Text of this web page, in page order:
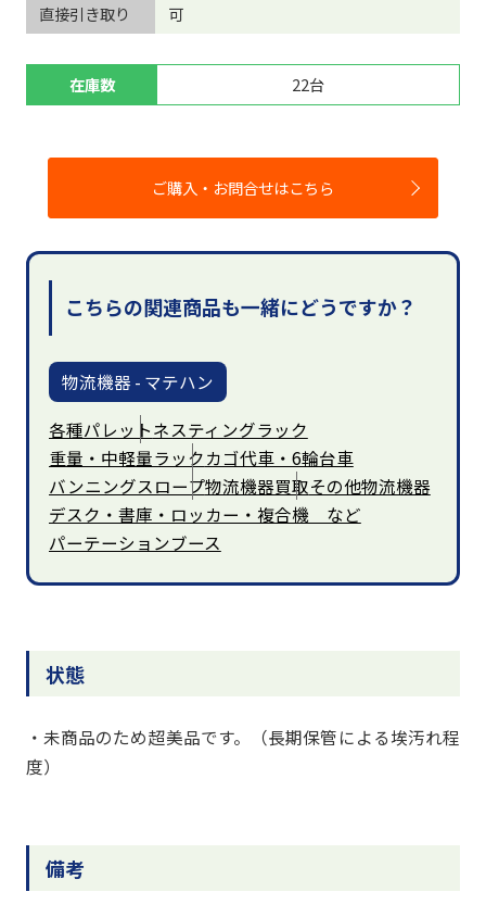
直接引き取り
可
在庫数 22台
ご購入・お問合せはこちら
こちらの関連商品も一緒にどうですか？
物流機器 - マテハン
各種パレットネスティングラック
重量・中軽量ラックカゴ代車・6輪台車
バンニングスロープ物流機器買取その他物流機器
デスク・書庫・ロッカー・複合機 など
パーテーションブース
状態
・未商品のため超美品です。（長期保管による埃汚れ程
度）
備考